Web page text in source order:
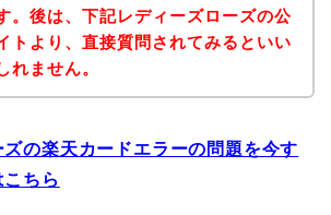
。後は、下記レディーズローズの公
トより、直接質問されてみるといい
れません。
ズの楽天カードエラーの問題を今す
ちら